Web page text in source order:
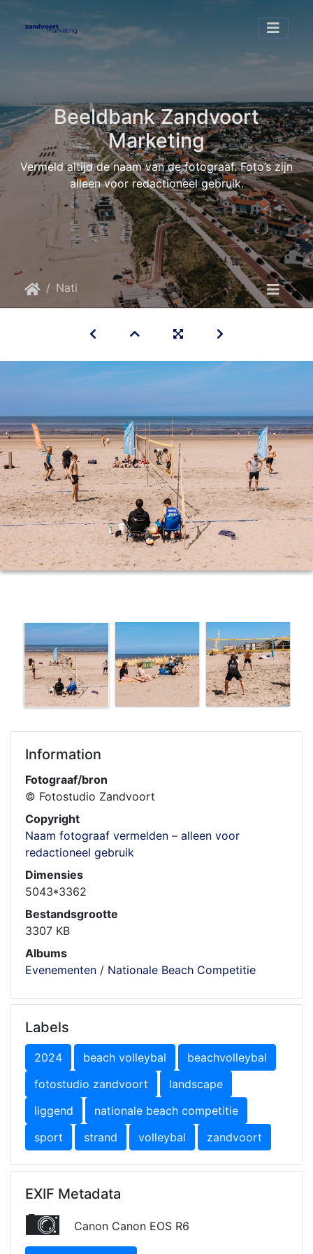
Beeldbank Zandvoort
Marketing
Vermeld altijd de naam van de fotograaf. Foto’s zijn
alleen voor redactioneel gebruik.
Nationale Beach Competitie FZ X Beach vollybal Nederland 62
Information
Fotograaf/bron
© Fotostudio Zandvoort
Copyright
Naam fotograaf vermelden – alleen voor
redactioneel gebruik
Dimensies
5043*3362
Bestandsgrootte
3307 KB
Albums
Evenementen / Nationale Beach Competitie
Labels
2024 beach volleybal
beachvolleybal
fotostudio zandvoort
landscape
liggend
nationale beach competitie
sport
strand volleybal zandvoort
EXIF Metadata
Canon Canon EOS R6